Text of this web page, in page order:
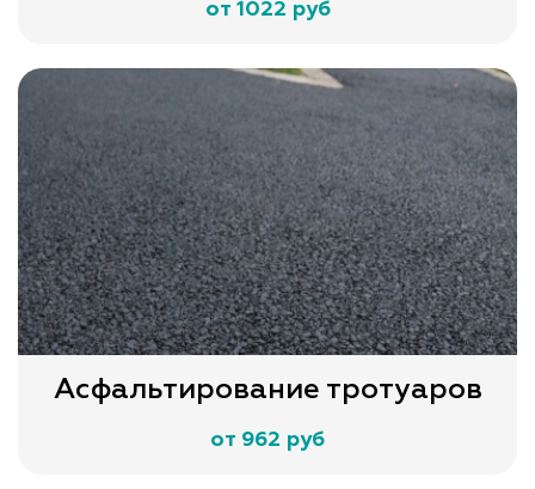
от 1022 руб
Асфальтирование тротуаров
от 962 руб